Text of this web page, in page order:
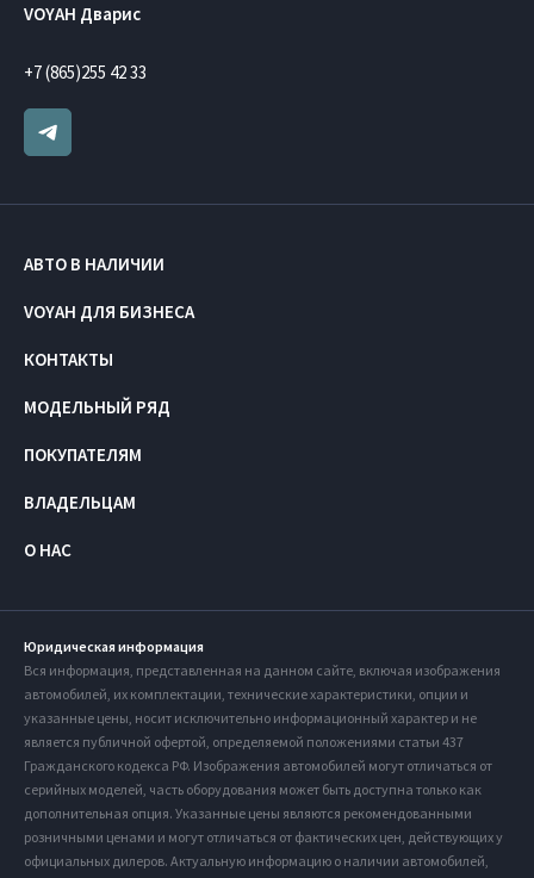
VOYAH Дварис
+7 (865)255 42 33
АВТО В НАЛИЧИИ
VOYAH ДЛЯ БИЗНЕСА
КОНТАКТЫ
МОДЕЛЬНЫЙ РЯД
ПОКУПАТЕЛЯМ
ВЛАДЕЛЬЦАМ
О НАС
Юридическая информация
Вся информация, представленная на данном сайте, включая изображения
автомобилей, их комплектации, технические характеристики, опции и
указанные цены, носит исключительно информационный характер и не
является публичной офертой, определяемой положениями статьи 437
Гражданского кодекса РФ. Изображения автомобилей могут отличаться от
серийных моделей, часть оборудования может быть доступна только как
дополнительная опция. Указанные цены являются рекомендованными
розничными ценами и могут отличаться от фактических цен, действующих у
официальных дилеров. Актуальную информацию о наличии автомобилей,